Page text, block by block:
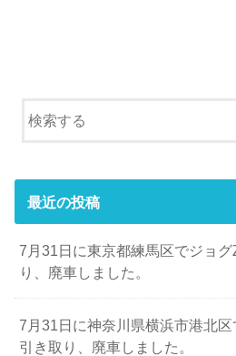
最近の投稿
7月31日に東京都練馬区でジョ
り、廃車しました。
7月31日に神奈川県横浜市港北
引き取り、廃車しました。